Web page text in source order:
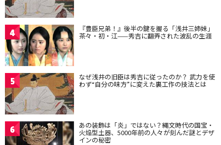
4 『豊臣兄弟！』後半の鍵を握る「浅井三姉妹」
茶々・初・江——秀吉に翻弄された波乱の生涯
5 なぜ浅井の旧臣は秀吉に従ったのか？ 武力を使
わず“自分の味方”に変えた裏工作の技法とは
6 あの装飾は「炎」ではない？縄文時代の国宝・
火焔型土器、5000年前の人々が刻んだ謎とデザ
インの秘密